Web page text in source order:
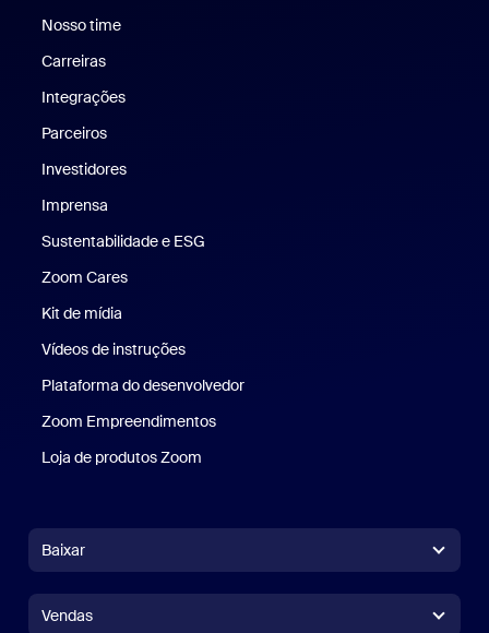
Nosso time
Carreiras
Integrações
Parceiros
Investidores
Imprensa
Sustentabilidade e ESG
Zoom Cares
Kit de mídia
Vídeos de instruções
Plataforma do desenvolvedor
Zoom Empreendimentos
Loja de produtos Zoom
Baixar
Vendas